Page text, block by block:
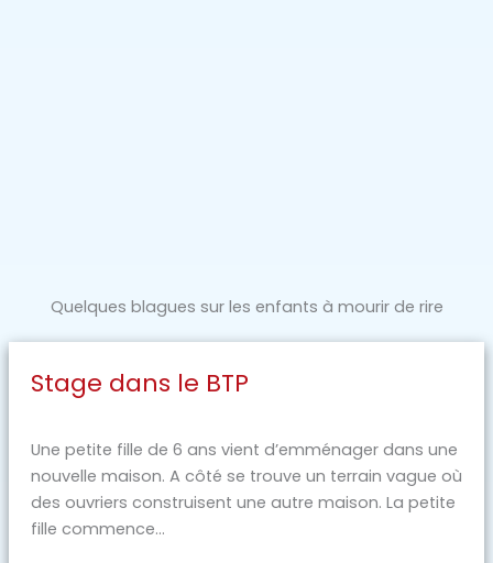
Quelques blagues sur les enfants à mourir de rire
Stage dans le BTP
Une petite fille de 6 ans vient d’emménager dans une
nouvelle maison. A côté se trouve un terrain vague où
des ouvriers construisent une autre maison. La petite
fille commence...